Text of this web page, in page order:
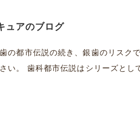
アのブログ
の都市伝説の続き、銀歯のリスク
い。 歯科都市伝説はシリーズと